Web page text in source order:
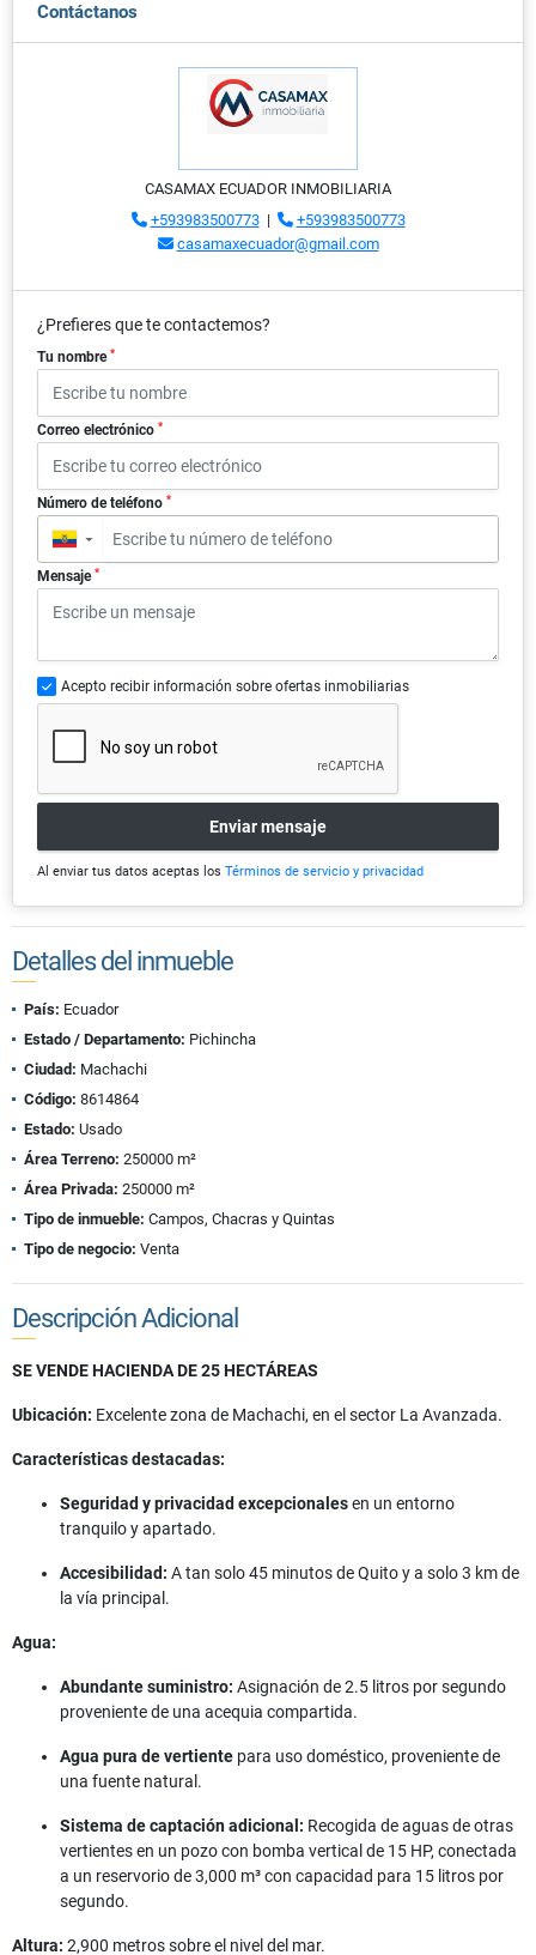
Contáctanos
CASAMAX ECUADOR INMOBILIARIA
+593983500773|
+593983500773
casamaxecuador@gmail.com
¿Prefieres que te contactemos?
Tu nombre *
Correo electrónico *
Número de teléfono *
▼
Mensaje *
Acepto recibir información sobre ofertas inmobiliarias
Enviar mensaje
Al enviar tus datos aceptas los Términos de servicio y privacidad
Detalles del inmueble
País: Ecuador
Estado / Departamento: Pichincha
Ciudad: Machachi
Código: 8614864
Estado: Usado
Área Terreno: 250000 m²
Área Privada: 250000 m²
Tipo de inmueble: Campos, Chacras y Quintas
Tipo de negocio: Venta
Descripción Adicional
SE VENDE HACIENDA DE 25 HECTÁREAS
Ubicación: Excelente zona de Machachi, en el sector La Avanzada.
Características destacadas:
Seguridad y privacidad excepcionalesen un entorno
tranquilo y apartado.
Accesibilidad: A tan solo 45 minutos de Quito y a solo 3 km de
la vía principal.
Agua:
Abundante suministro: Asignación de 2.5 litros por segundo
proveniente de una acequia compartida.
Agua pura de vertiente para uso doméstico, proveniente de
una fuente natural.
Sistema de captación adicional: Recogida de aguas de otras
vertientes en un pozo con bomba vertical de 15 HP, conectada
a un reservorio de 3,000 m³ con capacidad para 15 litros por
segundo.
Altura: 2,900 metros sobre el nivel del mar.